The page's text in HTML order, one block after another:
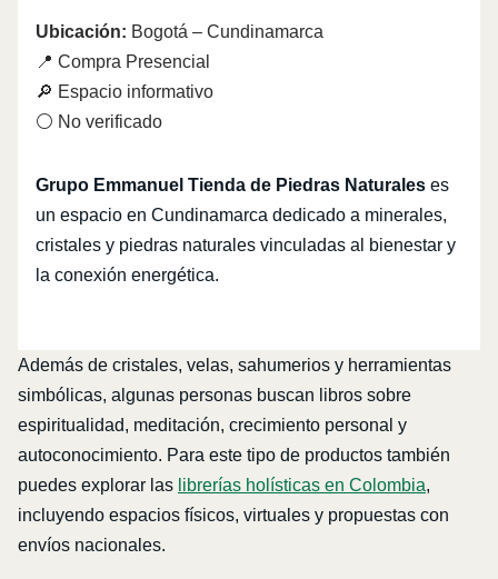
Ubicación: Bogotá – Cundinamarca
📍 Compra Presencial
🔎 Espacio informativo
⚪ No verificado
Grupo Emmanuel Tienda de Piedras Naturales es
un espacio en Cundinamarca dedicado a minerales,
cristales y piedras naturales vinculadas al bienestar y
la conexión energética.
Además de cristales, velas, sahumerios y herramientas
simbólicas, algunas personas buscan libros sobre
espiritualidad, meditación, crecimiento personal y
autoconocimiento. Para este tipo de productos también
puedes explorar las librerías holísticas en Colombia,
incluyendo espacios físicos, virtuales y propuestas con
envíos nacionales.